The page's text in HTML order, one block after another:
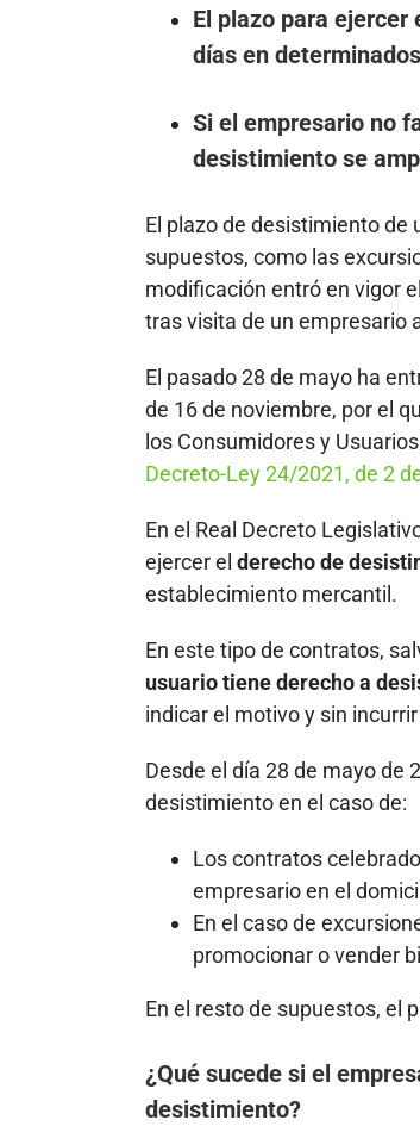
El plazo para
días en
Si el empresario no
desistimiento se
El plazo de desistimiento de
supuestos, como las
modificación entró en vigor
tras visita de un empresario
El pasado 28 de mayo ha
de 16 de noviembre, por el
los Consumidores y
Decreto-Ley 24/2021, de 2
En el Real Decreto
ejercer el derecho de
establecimiento mercantil.
En este tipo de contratos,
usuario tiene derecho a
indicar el motivo y sin
Desde el día 28 de mayo de
desistimiento en el caso de:
Los contratos
empresario en el
En el caso de
promocionar o vender
En el resto de supuestos, el
¿Qué sucede si el
desistimiento?